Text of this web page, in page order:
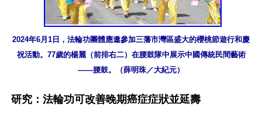
2024年6月1日，法輪功團體應邀參加三藩市灣區盛大的櫻桃節遊行和慶
祝活動。77歲的楊麗（前排右二）在腰鼓隊中展示中國傳統民間藝術
——腰鼓。（薛明珠／大紀元）
研究：法輪功可改善晚期癌症症狀並延壽